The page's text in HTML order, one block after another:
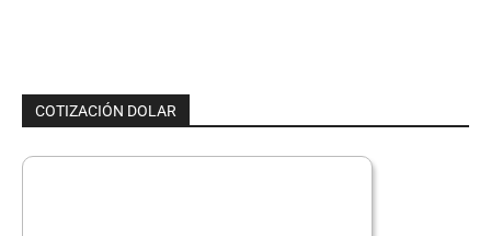
COTIZACIÓN DOLAR